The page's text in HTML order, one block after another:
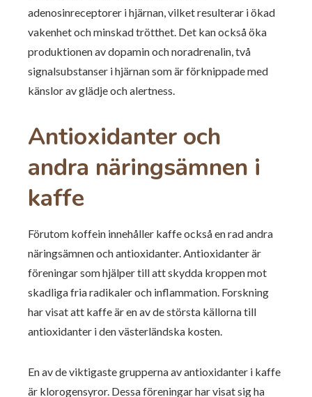
adenosinreceptorer i hjärnan, vilket resulterar i ökad
vakenhet och minskad trötthet. Det kan också öka
produktionen av dopamin och noradrenalin, två
signalsubstanser i hjärnan som är förknippade med
känslor av glädje och alertness.
Antioxidanter och
andra näringsämnen i
kaffe
Förutom koffein innehåller kaffe också en rad andra
näringsämnen och antioxidanter. Antioxidanter är
föreningar som hjälper till att skydda kroppen mot
skadliga fria radikaler och inflammation. Forskning
har visat att kaffe är en av de största källorna till
antioxidanter i den västerländska kosten.
En av de viktigaste grupperna av antioxidanter i kaffe
är klorogensyror. Dessa föreningar har visat sig ha